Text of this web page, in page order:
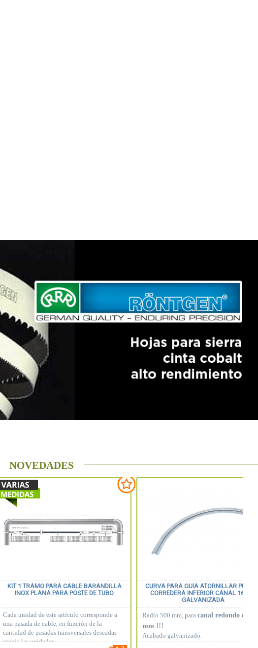
NOVEDADES
KIT 1 TRAMO PARA CABLE BARANDILLA
INOX PLANA PARA POSTE DE TUBO
Cada unidad de este artículo corresponde a
una pasada de cable, en función de la
cantidad de pasadas transversales deseadas
escoja las unidades.
CURVA PARA GUÍA ATORNILLAR PUERTA
CORREDERA INFERIOR CANAL 16 MM
GALVANIZADA
Radio 500 mm, para canal redondo de 16
mm !!!
Acabado galvanizado.